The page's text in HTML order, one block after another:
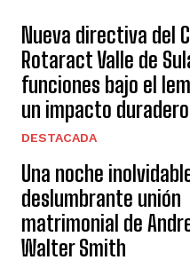
Nueva directiva del
Rotaract Valle de
funciones bajo el
un impacto
DESTACADA
Una noche
deslumbrante unión
matrimonial de
Walter Smith